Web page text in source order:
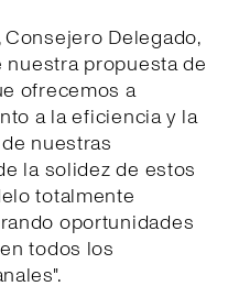
Delegado,
nuestra propuesta de
ofrecemos a
a la eficiencia y la
nuestras
la solidez de estos
totalmente
oportunidades
todos los